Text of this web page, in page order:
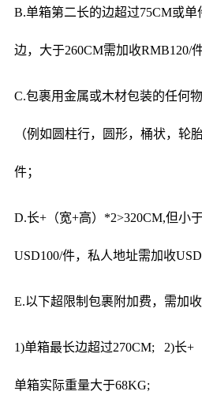
B.单箱第二长的边超过75CM或
边，大于260CM需加收RMB120/件
C.包裹用金属或木材包装的任何
（例如圆柱行，圆形，桶状，轮
件；
D.长+（宽+高）*2>320CM,但小
USD100/件，私人地址需加收
E.以下超限制包裹附加费，需加收
1)单箱最长边超过270CM; 2)长+
单箱实际重量大于68KG;